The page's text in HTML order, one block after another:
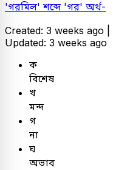
'গরমিল' শব্দে 'গর' অর্থ-
Created: 3 weeks ago |
Updated: 3 weeks ago
ক
বিশেষ
খ
মন্দ
গ
না
ঘ
অভাব